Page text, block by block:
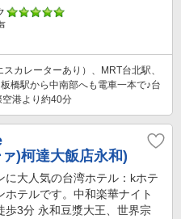
カレーターあり）、MRT台北駅、
橋駅から中南部へも電車一本で♪台
港より約40分
)柯達大飯店永和)
に大人気の台湾ホテル：kホテ
ホテルです。中和楽華ナイト
歩3分 永和豆漿大王、世界宗